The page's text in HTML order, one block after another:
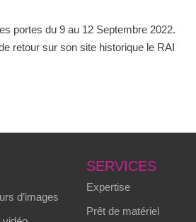
portes du 9 au 12 Septembre 2022.
retour sur son site historique le RAI
d’images
SERVICES
Expertise
Prêt de matériel